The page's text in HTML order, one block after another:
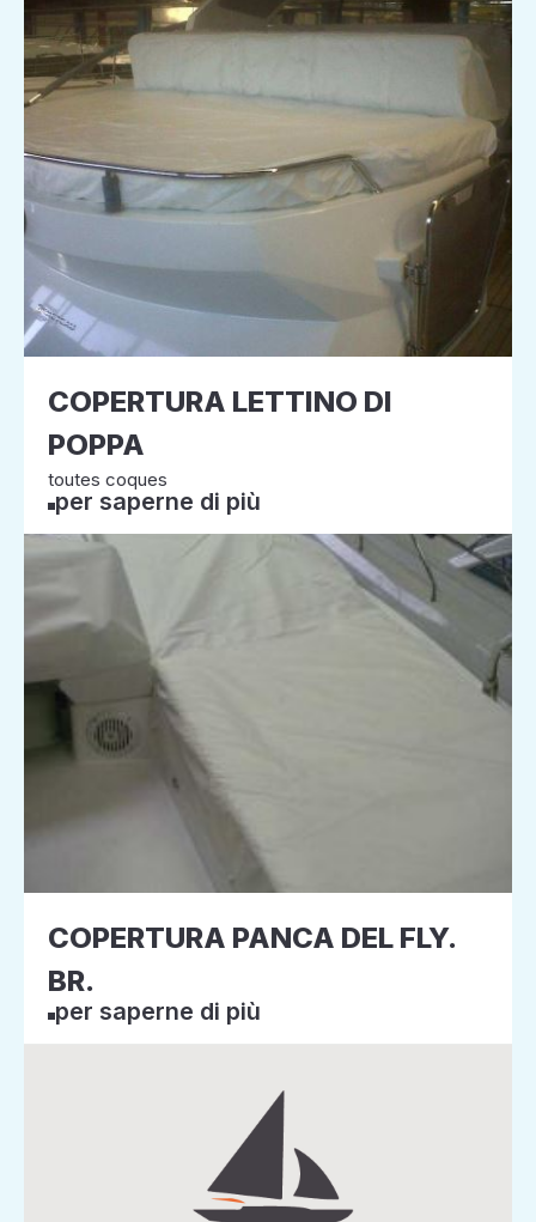
COPERTURA LETTINO DI
POPPA
toutes coques
per saperne di più
COPERTURA PANCA DEL FLY.
BR.
per saperne di più